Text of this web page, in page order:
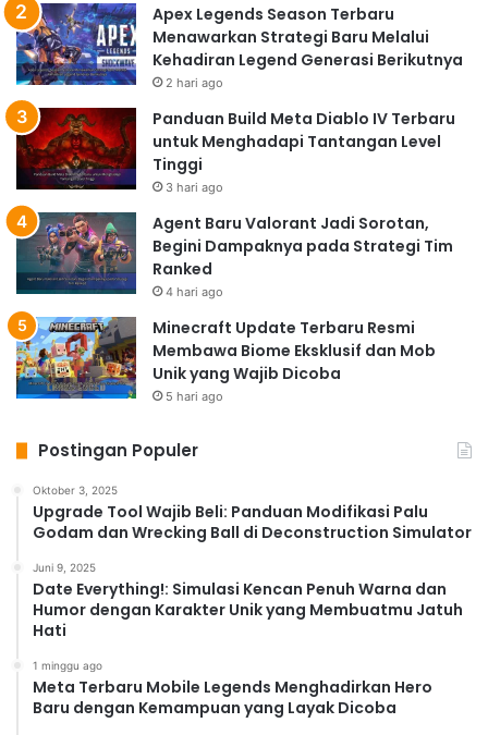
Apex Legends Season Terbaru
Menawarkan Strategi Baru Melalui
Kehadiran Legend Generasi Berikutnya
2 hari ago
Panduan Build Meta Diablo IV Terbaru
untuk Menghadapi Tantangan Level
Tinggi
3 hari ago
Agent Baru Valorant Jadi Sorotan,
Begini Dampaknya pada Strategi Tim
Ranked
4 hari ago
Minecraft Update Terbaru Resmi
Membawa Biome Eksklusif dan Mob
Unik yang Wajib Dicoba
5 hari ago
Postingan Populer
Oktober 3, 2025
Upgrade Tool Wajib Beli: Panduan Modifikasi Palu
Godam dan Wrecking Ball di Deconstruction Simulator
Juni 9, 2025
Date Everything!: Simulasi Kencan Penuh Warna dan
Humor dengan Karakter Unik yang Membuatmu Jatuh
Hati
1 minggu ago
Meta Terbaru Mobile Legends Menghadirkan Hero
Baru dengan Kemampuan yang Layak Dicoba